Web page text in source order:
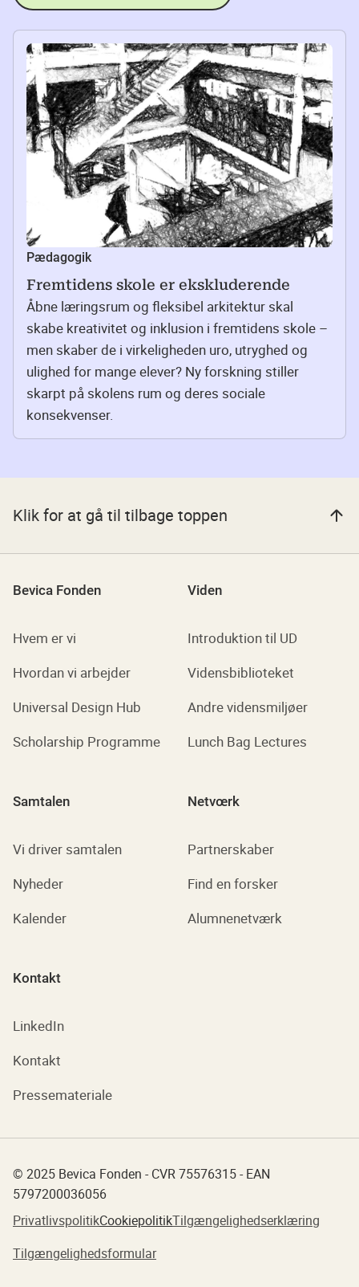
Pædagogik
Fremtidens skole er ekskluderende
Åbne læringsrum og fleksibel arkitektur skal
skabe kreativitet og inklusion i fremtidens skole –
men skaber de i virkeligheden uro, utryghed og
ulighed for mange elever? Ny forskning stiller
skarpt på skolens rum og deres sociale
konsekvenser.
Klik for at gå til tilbage toppen
Bevica Fonden
Hvem er vi
Hvordan vi arbejder
Universal Design Hub
Scholarship Programme
Viden
Introduktion til UD
Vidensbiblioteket
Andre vidensmiljøer
Lunch Bag Lectures
Samtalen
Vi driver samtalen
Nyheder
Kalender
Netvœrk
Partnerskaber
Find en forsker
Alumnenetværk
Kontakt
LinkedIn
Kontakt
Pressemateriale
© 2025 Bevica Fonden - CVR 75576315 - EAN
5797200036056
PrivatlivspolitikCookiepolitikTilgængelighedserklæring
Tilgængelighedsformular